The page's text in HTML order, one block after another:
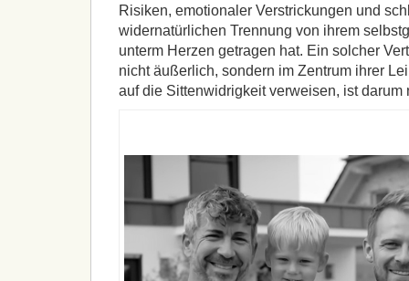
Risiken, emotionaler Verstrickungen und
widernatürlichen Trennung von ihrem
unterm Herzen getragen hat. Ein solcher
nicht äußerlich, sondern im Zentrum ihrer
auf die Sittenwidrigkeit verweisen, ist darum